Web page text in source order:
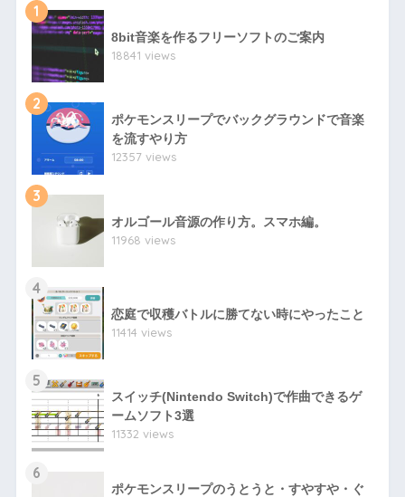
1
8bit音楽を作るフリーソフトのご案内
18841 views
2
ポケモンスリープでバックグラウンドで音楽
を流すやり方
12357 views
3
オルゴール音源の作り方。スマホ編。
11968 views
4
恋庭で収穫バトルに勝てない時にやったこと
11414 views
5
スイッチ(Nintendo Switch)で作曲できるゲ
ームソフト3選
11332 views
6
ポケモンスリープのうとうと・すやすや・ぐ